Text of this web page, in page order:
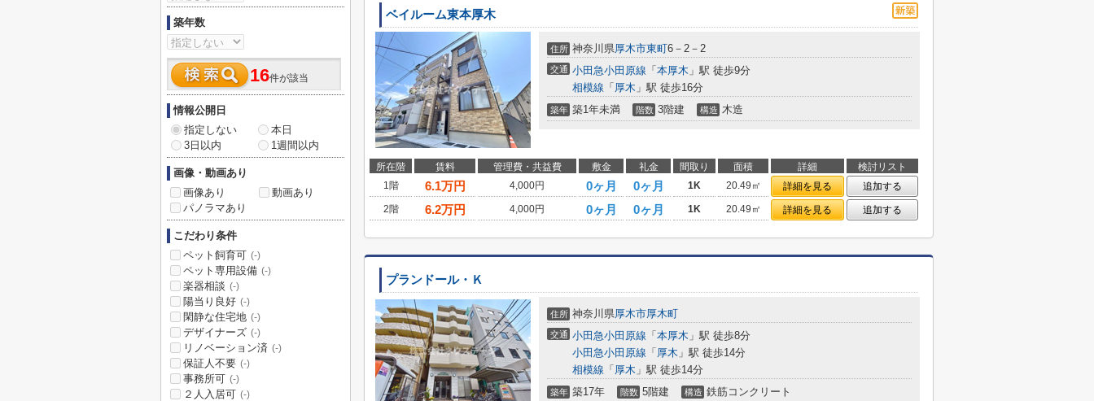
ベイルーム東本厚木
住所 神奈川県厚木市東町6－2－2
交通 小田急小田原線 「 本厚木 」駅 徒歩9分
相模線 「 厚木 」駅 徒歩16分
築年 築1年未満 階数 3階建 構造 木造
所在階 賃料 管理費・共益費 敷金 礼金 間取り 面積 詳細
検討リスト
1階
6.1万円 4,000円 0ヶ月 0ヶ月 1K 20.49㎡ 詳細を見る
追加する
2階
6.2万円 4,000円 0ヶ月 0ヶ月 1K 20.49㎡ 詳細を見る 追加する
プランドール・Ｋ
住所 神奈川県厚木市厚木町
交通 小田急小田原線 「 本厚木 」駅 徒歩8分
小田急小田原線 「 厚木 」駅 徒歩14分
相模線 「 厚木 」駅 徒歩14分
築年 築17年 階数 5階建 構造 鉄筋コンクリート
築年数
16件が該当
情報公開日
指定しない
本日
3日以内
1週間以内
画像・動画あり
画像あり
動画あり
パノラマあり
こだわり条件
ペット飼育可 (-)
ペット専用設備 (-)
楽器相談 (-)
陽当り良好 (-)
閑静な住宅地 (-)
デザイナーズ (-)
リノベーション済 (-)
保証人不要 (-)
事務所可 (-)
２人入居可 (-)